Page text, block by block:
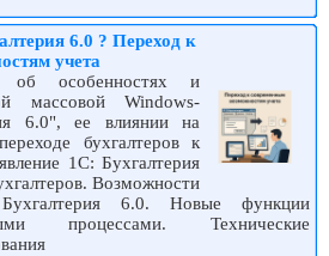
6.0 ? Переход к
учета
об особенностях и
массовой Windows-
6.0", ее влиянии на
бухгалтеров к
1С: Бухгалтерия
Возможности
6.0. Новые функции
процессами. Технические